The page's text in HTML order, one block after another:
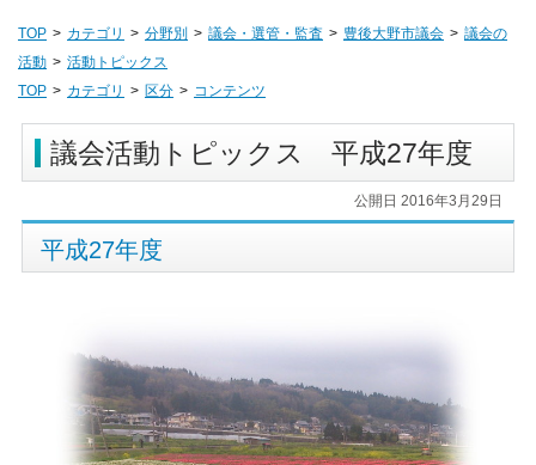
TOP カテゴリ 分野別 議会・選管・監査 豊後大野市議会
議会の
活動
活動トピックス
TOP
カテゴリ 区分 コンテンツ
議会活動トピックス 平成27年度
公開日 2016年3月29日
平成27年度